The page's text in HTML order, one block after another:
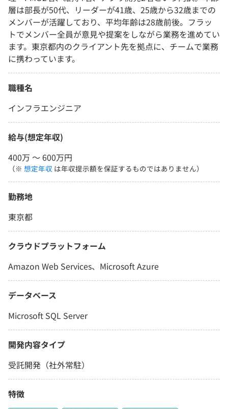
層は部長が50代、リーダーが41歳、25歳から32歳までの
メンバーが活躍しており、平均年齢は28歳前後。フラッ
トでメンバー全員が意見や提案をしながら業務を進めてい
ます。東京都内のクライアント先を拠点に、チームで業務
に携わっています。
職種名
インフラエンジニア
給与(想定年収)
400万 〜 600万円
（※ 想定年収 は年収提示額を保証するものではありません）
勤務地
東京都
クラウドプラットフォーム
Amazon Web Services、Microsoft Azure
データベース
Microsoft SQL Server
開発内容タイプ
受託開発（社外常駐）
特徴